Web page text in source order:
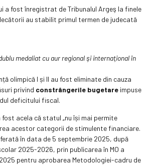
a fost înregistrat de Tribunalul Argeş la finele
au stabilit primul termen de judecată
medaliat cu aur regional şi internaţional în
olimpică I și II au fost eliminate din cauza
privind constrângerile bugetare impuse
deficitului fiscal.
acela că statul „nu își mai permite
acestor categorii de stimulente financiare.
în data de 5 septembrie 2025, după
2025-2026, prin publicarea în MO a
pentru aprobarea Metodologiei-cadru de